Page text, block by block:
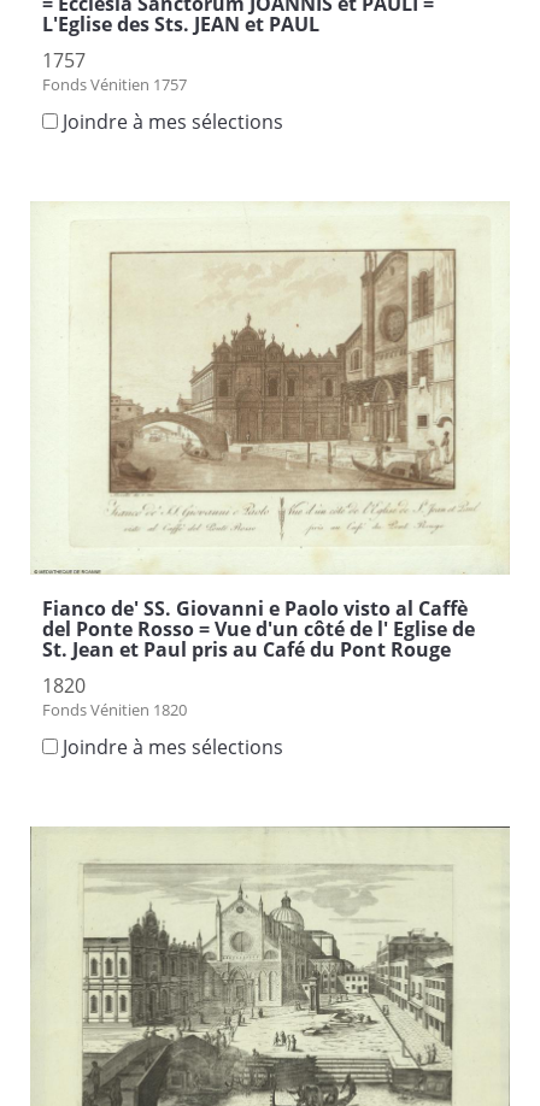
L'Eglise des Sts. JEAN et PAUL
1757
Fonds Vénitien 1757
Joindre à mes sélections
Fianco de' SS. Giovanni e Paolo visto al Caffè
del Ponte Rosso = Vue d'un côté de l' Eglise de
St. Jean et Paul pris au Café du Pont Rouge
1820
Fonds Vénitien 1820
Joindre à mes sélections